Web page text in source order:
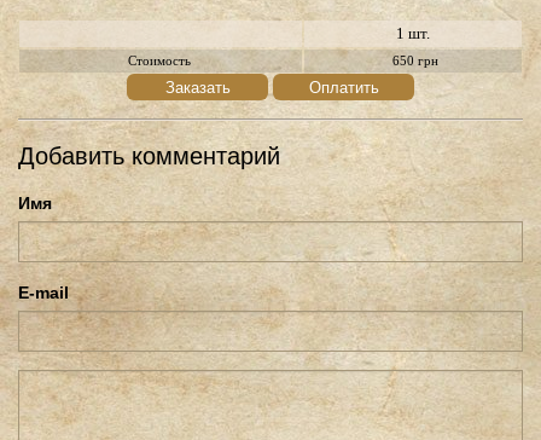
1 шт.
Стоимость 650 грн
Заказать Оплатить
Добавить комментарий
Имя
E-mail